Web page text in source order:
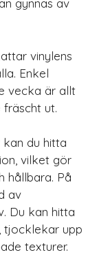
gynnas av
vinylens
Enkel
vecka är allt
ut.
du hitta
vilket gör
hållbara. På
av
Du kan hitta
tjocklekar upp
texturer.